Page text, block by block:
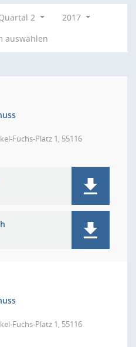
2
2017
auswählen
Fuchs-Platz 1, 55116
Fuchs-Platz 1, 55116